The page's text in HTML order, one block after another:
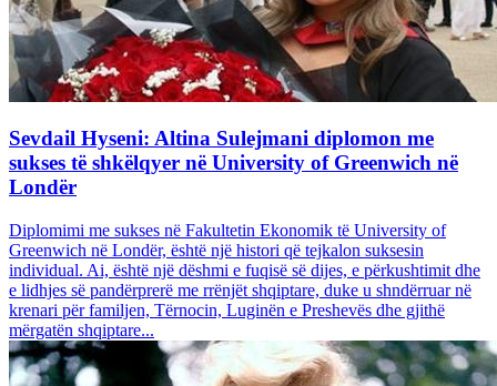
Sevdail Hyseni: Altina Sulejmani diplomon me
sukses të shkëlqyer në University of Greenwich në
Londër
Diplomimi me sukses në Fakultetin Ekonomik të University of
Greenwich në Londër, është një histori që tejkalon suksesin
individual. Ai, është një dëshmi e fuqisë së dijes, e përkushtimit dhe
e lidhjes së pandërprerë me rrënjët shqiptare, duke u shndërruar në
krenari për familjen, Tërnocin, Luginën e Preshevës dhe gjithë
mërgatën shqiptare...